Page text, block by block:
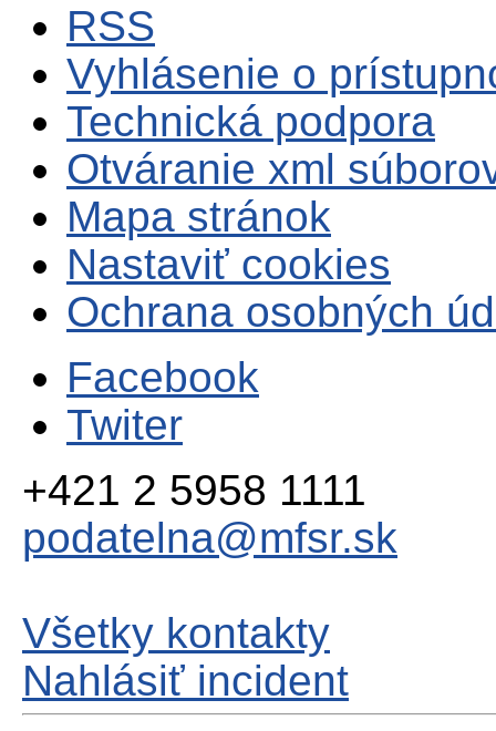
RSS
Vyhlásenie o
Technická podpora
Otváranie xml
Mapa stránok
Nastaviť cookies
Ochrana osobných
Facebook
Twiter
+421 2 5958 1111
podatelna@mfsr.sk
Všetky kontakty
Nahlásiť incident